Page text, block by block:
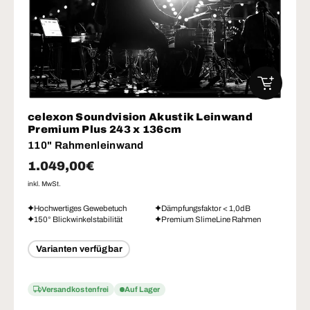
celexon Soundvision Akustik Leinwand
Premium Plus 243 x 136cm
110" Rahmenleinwand
Normaler Preis
1.049,00€
inkl. MwSt.
Hochwertiges Gewebetuch
Dämpfungsfaktor < 1,0dB
150° Blickwinkelstabilität
Premium SlimeLine Rahmen
Varianten verfügbar
Versandkostenfrei Auf Lager
IN DEN